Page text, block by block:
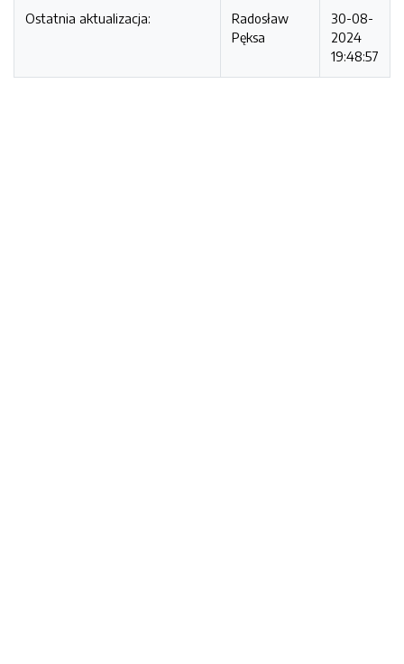
Ostatnia aktualizacja:
Radosław
Pęksa
30-08-
2024
19:48:57